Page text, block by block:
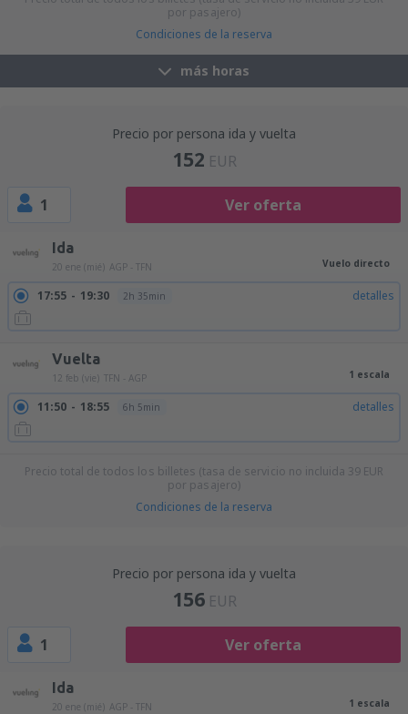
por pasajero)
Condiciones de la reserva
más horas
Precio por persona ida y vuelta
152 EUR
1 Ver oferta
Ida
20 ene (mié) AGP - TFN Vuelo directo
17:55 19:30 2h 35min detalles
Vuelta
12 feb (vie) TFN - AGP 1 escala
11:50 18:55 6h 5min detalles
Precio total de todos los billetes (tasa de servicio no incluida 39 EUR
por pasajero)
Condiciones de la reserva
Precio por persona ida y vuelta
156 EUR
1 Ver oferta
Ida
20 ene (mié) AGP - TFN 1 escala